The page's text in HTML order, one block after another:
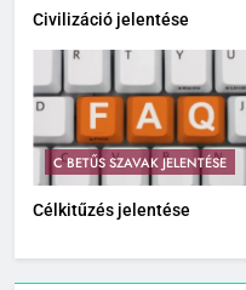
Civilizáció jelentése
C BETŰS SZAVAK JELENTÉSE
Célkitűzés jelentése